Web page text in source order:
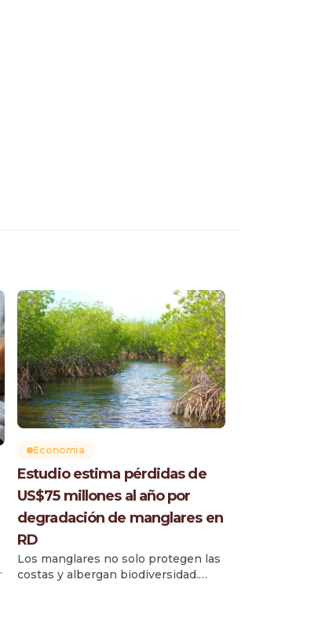
Economia
Estudio estima pérdidas de
US$75 millones al año por
degradación de manglares en
RD
Los manglares no solo protegen las
costas y albergan biodiversidad.